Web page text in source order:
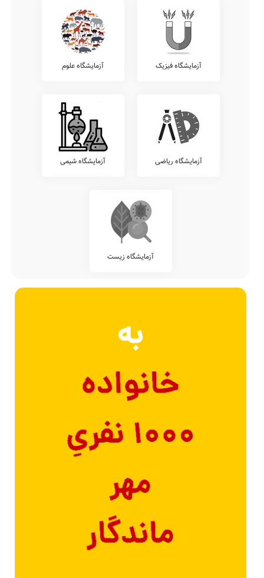
آزمایشگاه فیزیک آزمایشگاه علوم
آزمایشگاه ریاضی آزمایشگاه شیمی
آزمایشگاه زیست